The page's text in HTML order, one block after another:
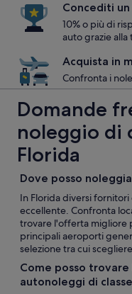
Concediti
10% o più di
auto grazie alla
Acquista in
Confronta i
Domande
noleggio di
Florida
Dove posso
In Florida diversi fornitori
eccellente. Confronta
trovare l'offerta migliore
principali aeroporti
selezione tra cui
Come posso
autonoleggi di